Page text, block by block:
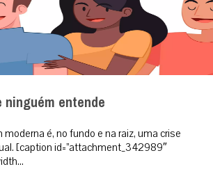
entende
é, no fundo e na raiz, uma crise
[caption id=”attachment_342989″